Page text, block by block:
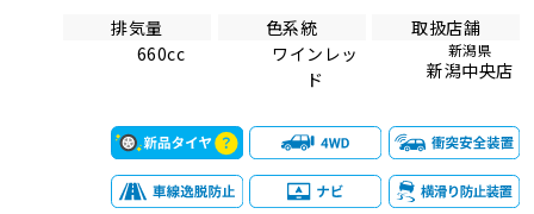
排気量
660cc
色系統
ワインレッ
ド
取扱店舗
新潟県
新潟中央店